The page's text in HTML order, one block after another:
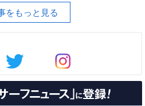
をもっと見る